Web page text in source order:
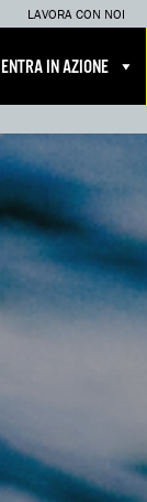
LAVORA CON NOI
ENTRA IN AZIONE